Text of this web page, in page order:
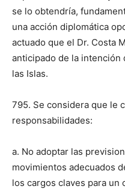
se lo obtendría,
una acción diplomática
actuado que el Dr. Costa
anticipado de la intención
las Islas.
795. Se considera que le
responsabilidades:
a. No adoptar las
movimientos adecuados
los cargos claves para un